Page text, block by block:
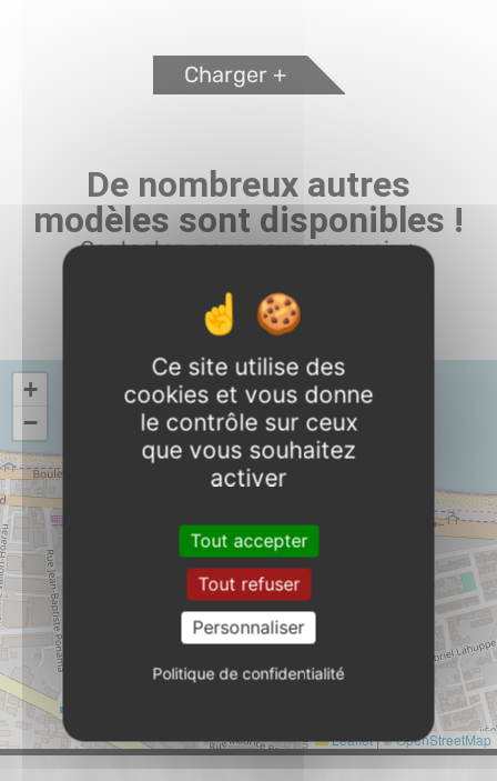
Charger +
De nombreux autres
modèles sont disponibles !
Contactez-nous pour en savoir +
+
−
Leaflet|©OpenStreetMap
Ce site utilise des
cookies et vous donne
le contrôle sur ceux
que vous souhaitez
activer
Tout accepter
Tout refuser
Personnaliser
Politique de confidentialité